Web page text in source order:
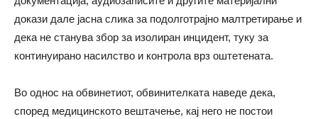
докази дале јасна слика за подолготрајно малтретирање и
дека не станува збор за изолиран инцидент, туку за
континуирано насилство и контрола врз оштетената.
Во однос на обвинетиот, обвинителката наведе дека,
според медицинското вештачење, кај него не постои